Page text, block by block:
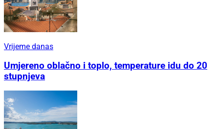
Vrijeme danas
Umjereno oblačno i toplo, temperature idu do 20
stupnjeva